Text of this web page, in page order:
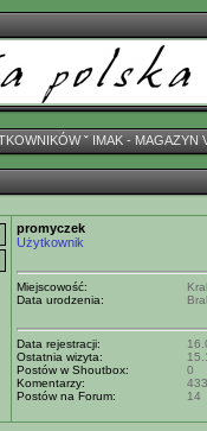
ˇ IMAK - MAGAZYN
promyczek
Użytkownik
Miejscowość:
Data urodzenia:
Data rejestracji:
Ostatnia wizyta:
Postów w Shoutbox:
0
Komentarzy:
433
Postów na Forum:
14